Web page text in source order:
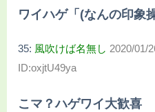
ワイハゲ「(なんの印象
35: 風吹けば名無し 2020/01/
ID:oxjtU49ya
こマ？ハゲワイ大歓喜